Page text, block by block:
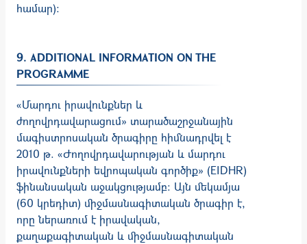
համար)։
9. ADDITIONAL INFORMATION ON THE
PROGRAMME
«Մարդու իրավունքներ և
ժողովրդավարացում» տարածաշրջանային
մագիստրոսական ծրագիրը հիմնադրվել է
2010 թ. «Ժողովրդավարության և մարդու
իրավունքների եվրոպական գործիք» (EIDHR)
ֆինանսական աջակցությամբ: Այն մեկամյա
(60 կրեդիտ) միջմասնագիտական ծրագիր է,
որը ներառում է իրավական,
քաղաքագիտական և միջմասնագիտական